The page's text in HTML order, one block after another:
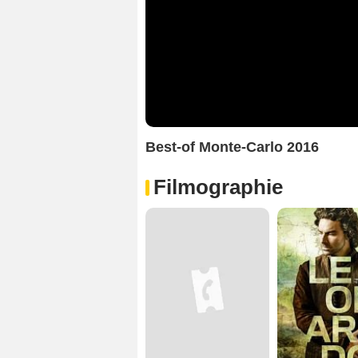
Best-of Monte-Carlo 2016
Filmographie